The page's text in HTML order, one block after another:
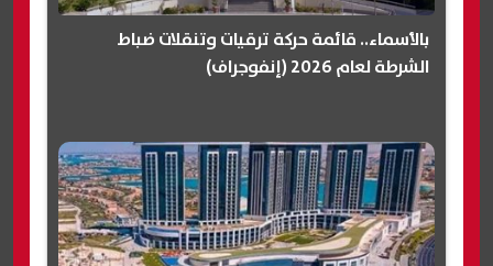
بالأسماء.. قائمة حركة ترقيات وتنقلات ضباط
الشرطة لعام 2026 (إنفوجراف)